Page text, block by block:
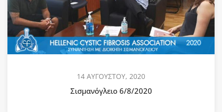
14 ΑΥΓΟΥΣΤΟΥ, 2020
Σισμανόγλειο 6/8/2020